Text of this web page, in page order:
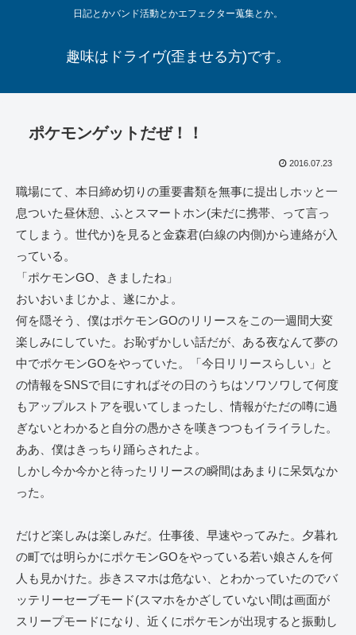
日記とかバンド活動とかエフェクター蒐集とか。
趣味はドライヴ(歪ませる方)です。
ポケモンゲットだぜ！！
2016.07.23
職場にて、本日締め切りの重要書類を無事に提出しホッと一
息ついた昼休憩、ふとスマートホン(未だに携帯、って言っ
てしまう。世代か)を見ると金森君(白線の内側)から連絡が入
っている。
「ポケモンGO、きましたね」
おいおいまじかよ、遂にかよ。
何を隠そう、僕はポケモンGOのリリースをこの一週間大変
楽しみにしていた。お恥ずかしい話だが、ある夜なんて夢の
中でポケモンGOをやっていた。「今日リリースらしい」と
の情報をSNSで目にすればその日のうちはソワソワして何度
もアップルストアを覗いてしまったし、情報がただの噂に過
ぎないとわかると自分の愚かさを嘆きつつもイライラした。
ああ、僕はきっちり踊らされたよ。
しかし今か今かと待ったリリースの瞬間はあまりに呆気なか
った。
だけど楽しみは楽しみだ。仕事後、早速やってみた。夕暮れ
の町では明らかにポケモンGOをやっている若い娘さんを何
人も見かけた。歩きスマホは危ない、とわかっていたのでバ
ッテリーセーブモード(スマホをかざしていない間は画面が
スリープモードになり、近くにポケモンが出現すると振動し